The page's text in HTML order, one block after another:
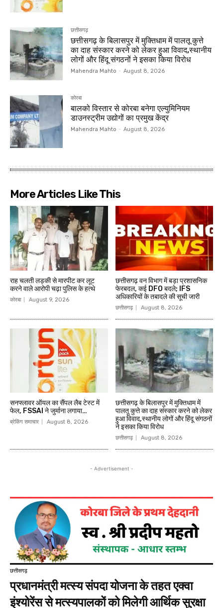
छत्तीसगढ़
छत्तीसगढ़ के बिलासपुर में मुक्तिधाम में पालतू कुत्ते
का दाह संस्कार करने को लेकर हुआ विवाद,स्थानीय
लोगों और हिंदू संगठनों ने इसका किया विरोध
Mahendra Mahto - August 8, 2026
कोरबा
बालको विस्तार से कोरबा बनेगा एल्युमिनियम
डाउनस्ट्रीम उद्योगों का प्रमुख केंद्र
Mahendra Mahto - August 8, 2026
More Articles Like This
राह चलती लड़की से मारपीट कर लूट
करने वाले आरोपी चढ़ा पुलिस के हत्थे
कोरबा August 9, 2026
छत्तीसगढ़ वन विभाग में बड़ा प्रशासनिक
फेरबदल, कई DFO बदले; IFS
अधिकारियों के तबादले की सूची जारी
छत्तीसगढ़ August 8, 2026
सनफ्लावर ऑयल का सैंपल लैब टेस्ट में
फेल, FSSAI ने जुर्माना लगाया…
ब्रेकिंग समाचार August 8, 2026
छत्तीसगढ़ के बिलासपुर में मुक्तिधाम में
पालतू कुत्ते का दाह संस्कार करने को लेकर
हुआ विवाद,स्थानीय लोगों और हिंदू संगठनों
ने इसका किया विरोध
छत्तीसगढ़ August 8, 2026
- Advertisement -